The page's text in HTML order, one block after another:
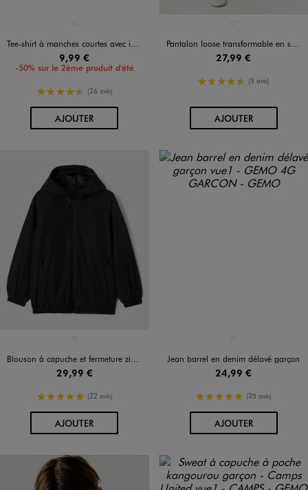
Tee-shirt à manches courtes avec inscriptions brodées garçon - Camps United
9,99 €
-50% sur le 2ème produit d'été
4.5/5 de moyenne
(26 avis)
AJOUTERAU PANIER
Pantalon loose transformable en short garçon
27,99 €
4.5/5 de moyenne
(5 avis)
AJOUTERAU PANIER
Blouson à capuche et fermeture zippée garçon
29,99 €
5/5 de moyenne
(22 avis)
AJOUTERAU PANIER
Jean barrel en denim délavé garçon
24,99 €
5/5 de moyenne
(35 avis)
AJOUTERAU PANIER